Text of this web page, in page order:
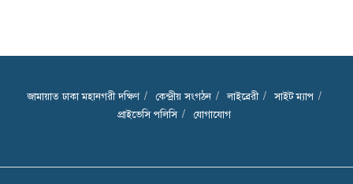
জামায়াত ঢাকা মহানগরী দক্ষিণ কেন্দ্রীয় সংগঠন লাইব্রেরী
সাইট ম্যাপ
প্রাইভেসি পলিসি
যোগাযোগ